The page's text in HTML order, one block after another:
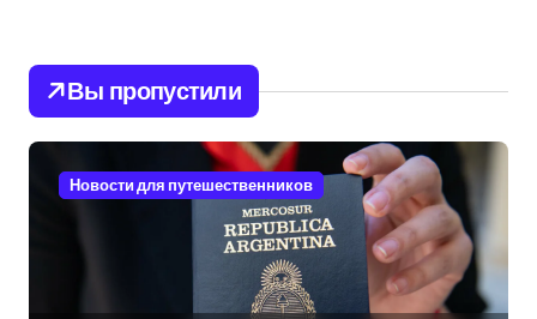
Вы пропустили
Новости для путешественников